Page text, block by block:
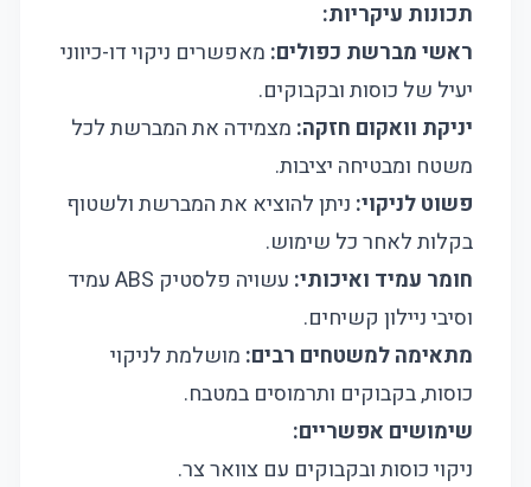
תכונות עיקריות:
ראשי מברשת כפולים: מאפשרים ניקוי דו-כיווני
יעיל של כוסות ובקבוקים.
יניקת וואקום חזקה: מצמידה את המברשת לכל
משטח ומבטיחה יציבות.
פשוט לניקוי: ניתן להוציא את המברשת ולשטוף
בקלות לאחר כל שימוש.
חומר עמיד ואיכותי:
עשויה פלסטיק ABS עמיד
וסיבי ניילון קשיחים.
מתאימה למשטחים רבים: מושלמת לניקוי
כוסות, בקבוקים ותרמוסים במטבח.
שימושים אפשריים:
ניקוי כוסות ובקבוקים עם צוואר צר.